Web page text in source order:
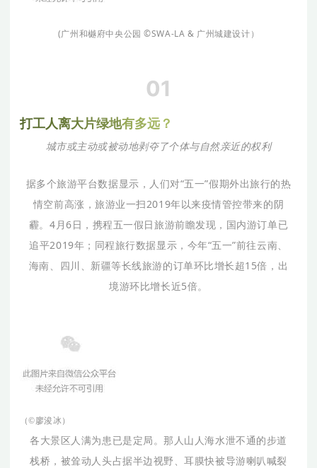
(广州和樾府中央公园©SWA-LA & 广州城建设计）
01
打工人离大片绿地有多远 ？
城市或主动或被动地剥夺了个体与自然亲近的权利
据多个旅游平台数据显示，人们对“五一”假期外出旅行的热
情空前高涨，旅游业一扫2019年以来疫情管控带来的阴
霾。4月6日，携程五一假日旅游前瞻发现，国内游订单已
追平2019年；同程旅行数据显示，今年“五一”前往云南、
海南、四川、新疆等长线旅游的订单环比增长超15倍，出
境游环比增长近5倍。
（©廖浚冰）
各大景区人满为患已是定局。那人山人海水泄不通的步道
栈桥，被耸动人头占据半边视野、耳膜快被导游喇叭喊裂